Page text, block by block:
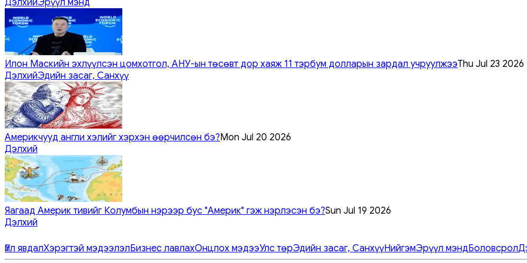
Илон Маскийн эхлүүлсэн цомхотгол, АНУ-ын төсөвт дор хаяж 11 тэрбум долларын зардал учруулжээThu Jul 23 2026
ДэлхийЭдийн засаг, Санхүү
Америкчууд англи хэлийг хэрхэн өөрчилсөн бэ?Mon Jul 20 2026
Дэлхий
Яагаад Америк тивийг Колумбын нэрээр бус "Америк" гэж нэрлэсэн бэ?Sun Jul 19 2026
Дэлхий
Үйл явдалХэрэгтэй мэдээлэлБизнес лавлахОнцлох мэдээУлс төрЭдийн засаг, СанхүүНийгэмЭрүүл мэндБоловсрол